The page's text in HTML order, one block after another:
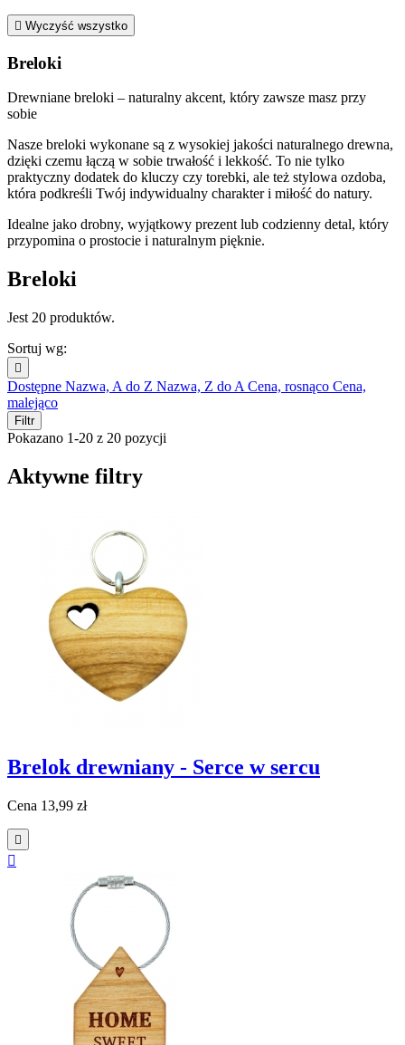
 Wyczyść wszystko
Breloki
Drewniane breloki – naturalny akcent, który zawsze masz przy
sobie
Nasze breloki wykonane są z wysokiej jakości naturalnego drewna,
dzięki czemu łączą w sobie trwałość i lekkość. To nie tylko
praktyczny dodatek do kluczy czy torebki, ale też stylowa ozdoba,
która podkreśli Twój indywidualny charakter i miłość do natury.
Idealne jako drobny, wyjątkowy prezent lub codzienny detal, który
przypomina o prostocie i naturalnym pięknie.
Breloki
Jest 20 produktów.
Sortuj wg:

Dostępne Nazwa, A do Z Nazwa, Z do A Cena, rosnąco Cena,
malejąco
Filtr
Pokazano 1-20 z 20 pozycji
Aktywne filtry
Brelok drewniany - Serce w sercu
Cena 13,99 zł

